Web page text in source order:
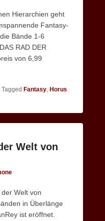
Hierarchien geht
Fantasy-
Bände 1-6
RAD DER
von 6,99
Tagged Fantasy, Horus
Welt von
Welt von
in Überlänge
ist eröffnet.